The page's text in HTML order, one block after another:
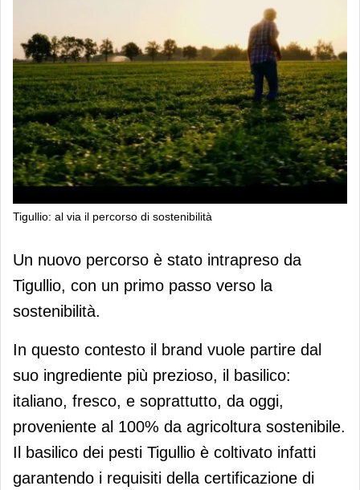
Tigullio: al via il percorso di sostenibilità
Tigullio: al via il percorso di
sostenibilità
Un nuovo percorso è stato intrapreso da
Tigullio, con un primo passo verso la
sostenibilità.
In questo contesto il brand vuole partire dal
suo ingrediente più prezioso, il basilico:
italiano, fresco, e soprattutto, da oggi,
proveniente al 100% da agricoltura sostenibile.
Il basilico dei pesti Tigullio è coltivato infatti
garantendo i requisiti della certificazione di